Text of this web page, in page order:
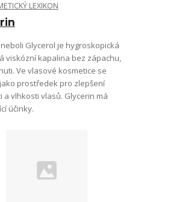
LEXIKON
Glycerol je hygroskopická
viskózní kapalina bez zápachu,
Ve vlasové kosmetice se
prostředek pro zlepšení
a vlhkosti vlasů. Glycerin má
účinky.